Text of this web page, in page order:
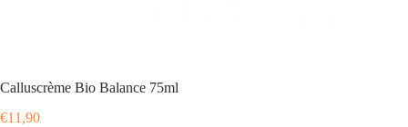
Calluscrème Bio Balance 75ml
€11,90